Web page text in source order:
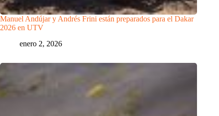
Manuel Andújar y Andrés Frini están preparados para el Dakar
2026 en UTV
enero 2, 2026